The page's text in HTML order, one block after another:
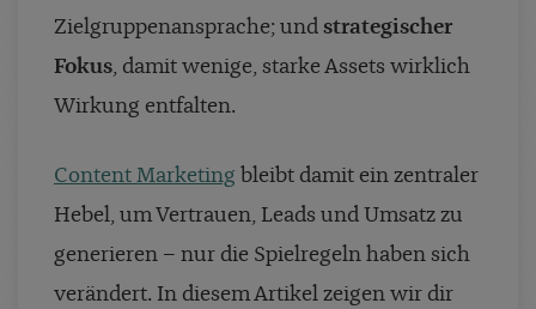
Zielgruppenansprache; und strategischer
Fokus, damit wenige, starke Assets wirklich
Wirkung entfalten.
Content Marketing bleibt damit ein zentraler
Hebel, um Vertrauen, Leads und Umsatz zu
generieren – nur die Spielregeln haben sich
verändert. In diesem Artikel zeigen wir dir